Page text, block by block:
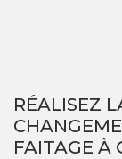
RÉALISEZ
FAITAGE À